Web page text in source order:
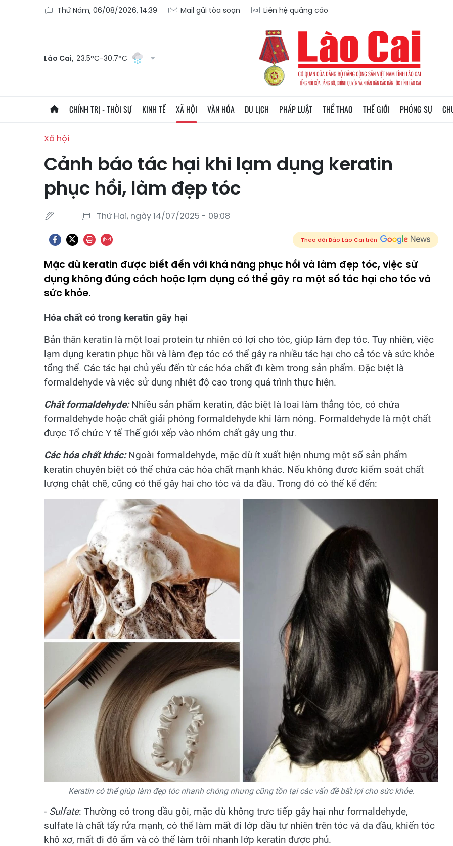
Thứ Năm, 06/08/2026, 14:39 Mail gửi tòa soạn Liên hệ quảng cáo
Lào Cai, 23.5°C-30.7°C
CHÍNH TRỊ - THỜI SỰ KINH TẾ XÃ HỘI VĂN HÓA DU LỊCH PHÁP LUẬT THỂ THAO THẾ GIỚI PHÓNG SỰ
Xã hội
Cảnh báo tác hại khi lạm dụng keratin
phục hồi, làm đẹp tóc
Thứ Hai, ngày 14/07/2025 - 09:08
Theo dõi Báo Lào Cai trên
Mặc dù keratin được biết đến với khả năng phục hồi và làm đẹp tóc, việc sử
dụng không đúng cách hoặc lạm dụng có thể gây ra một số tác hại cho tóc và
sức khỏe.
Hóa chất có trong keratin gây hại
Bản thân keratin là một loại protein tự nhiên có lợi cho tóc, giúp làm đẹp tóc. Tuy nhiên, việc
lạm dụng keratin phục hồi và làm đẹp tóc có thể gây ra nhiều tác hại cho cả tóc và sức khỏe
tổng thể. Các tác hại chủ yếu đến từ các hóa chất đi kèm trong sản phẩm. Đặc biệt là
formaldehyde và việc sử dụng nhiệt độ cao trong quá trình thực hiện.
Chất formaldehyde:Nhiều sản phẩm keratin, đặc biệt là loại làm thẳng tóc, có chứa
formaldehyde hoặc chất giải phóng formaldehyde khi làm nóng. Formaldehyde là một chất
được Tổ chức Y tế Thế giới xếp vào nhóm chất gây ung thư.
Các hóa chất khác:Ngoài formaldehyde, mặc dù ít xuất hiện nhưng một số sản phẩm
keratin chuyên biệt có thể chứa các hóa chất mạnh khác. Nếu không được kiểm soát chất
lượng chặt chẽ, cũng có thể gây hại cho tóc và da đầu. Trong đó có thể kể đến:
Keratin có thể giúp làm đẹp tóc nhanh chóng nhưng cũng tồn tại các vấn đề bất lợi cho sức khỏe.
- Sulfate: Thường có trong dầu gội, mặc dù không trực tiếp gây hại như formaldehyde,
sulfate là chất tẩy rửa mạnh, có thể làm mất đi lớp dầu tự nhiên trên tóc và da đầu, khiến tóc
khô xơ, mất đi độ ẩm và có thể làm trôi nhanh lớp keratin được phủ.